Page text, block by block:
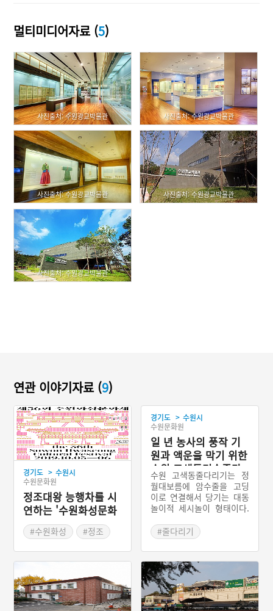
멀티미디어자료 (5)
사진출처: 수원광교박물관 사진출처: 수원광교박물관
사진출처: 수원광교박물관 사진출처: 수원광교박물관
사진출처: 수원광교박물관
연관 이야기자료 (9)
경기도 > 수원시
수원문화원
정조대왕 능행차를 시
연하는 '수원화성문화
제'#수원화성
#정조
#수원가볼만한곳
경기도 > 수원시
수원문화원
일 년 농사의 풍작 기
원과 액운을 막기 위한
수원 고색동민속줄다
리기
수원 고색동줄다리기는 정
월대보름에 암수줄을 고딩
이로 연결해서 당기는 대동
놀이적 세시놀이 형태이다.
오후에 줄다리가 이루어진
다. 20세기 후반 한때 중단
되었다가 다시 복원되어 현
재도 ‘고색동민속줄다리기
보존위원회’ 주도로 전승하
고 있다.
#줄다리기
#오징어게임